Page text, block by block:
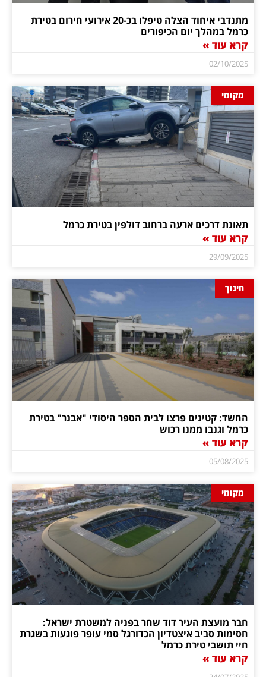
מתנדבי איחוד הצלה טיפלו בכ-20 אירועי חירום בטירת
כרמל במהלך יום הכיפורים
קרא עוד »
02/10/2025
מקומי
תאונת דרכים ארעה ברחוב דולפין בטירת כרמל
קרא עוד »
29/09/2025
חינוך
החשד: קטינים פרצו לבית הספר היסודי "אבנר" בטירת
כרמל וגנבו ממנו רכוש
קרא עוד »
05/08/2025
מקומי
חבר מועצת העיר דוד שחר בפניה למשטרת ישראל:
חסימות סביב איצטדיון הכדורגל סמי עופר פוגעות בשגרת
חיי תושבי טירת כרמל
קרא עוד »